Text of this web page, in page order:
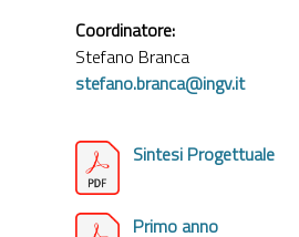
Coordinatore:
Stefano Branca
stefano.branca@ingv.it
Sintesi Progettuale
Primo anno